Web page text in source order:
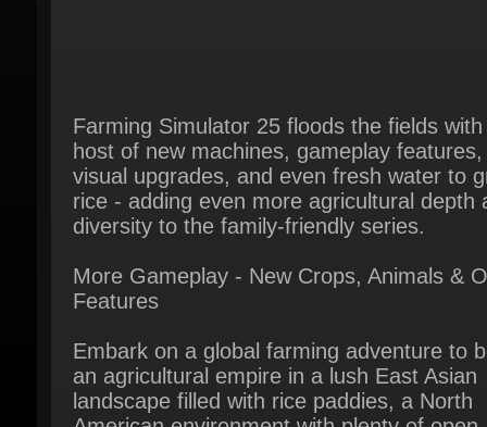
visual upgrades, and even fresh water to
rice - adding even more agricultural depth
diversity to the family-friendly series.
More Gameplay - New Crops, Animals &
Features
Embark on a global farming adventure to
an agricultural empire in a lush East Asian
landscape filled with rice paddies, a North
American environment with plenty of open
space, or a Central European location with
green fields between ponds and rivers.